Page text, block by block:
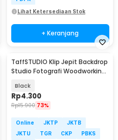
Lihat Ketersediaan Stok
+ Keranjang
TaffSTUDIO Klip Jepit Backdrop
Studio Fotografi Woodworking
Black
Rp4.300
Rp15.900 73%
Online JKTP
JKTB
JKTU
TGR CKP
PBKS